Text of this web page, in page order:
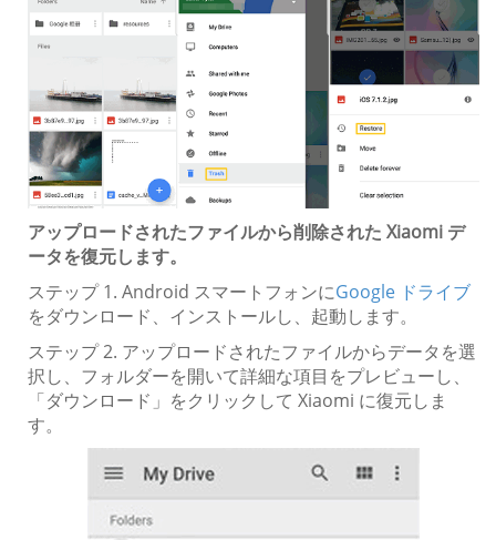
アップロードされたファイルから削除された Xiaomi デ
ータを復元します。
ステップ 1. Android スマートフォンにGoogle ドライブ
をダウンロード、インストールし、起動します。
ステップ 2. アップロードされたファイルからデータを選
択し、フォルダーを開いて詳細な項目をプレビューし、
「ダウンロード」をクリックして Xiaomi に復元しま
す。